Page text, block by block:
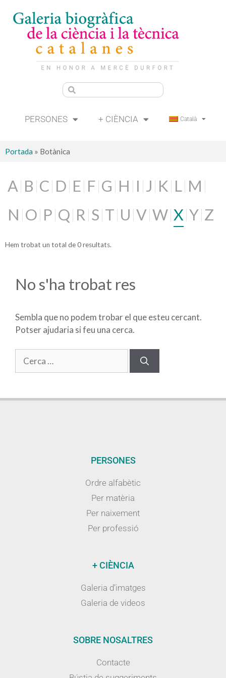
PERSONES + CIÈNCIA Català
Portada » Botànica
A B C D E F G H I J K L M
N O P Q R S T U V W X Y Z
Hem trobat un total de 0 resultats.
No s'ha trobat res
Sembla que no podem trobar el que esteu cercant.
Potser ajudaria si feu una cerca.
PERSONES
Ordre alfabètic
Per matèria
Per naixement
Per professió
+ CIÈNCIA
Galeria d’imatges
Galeria de videos
SOBRE NOSALTRES
Contacte